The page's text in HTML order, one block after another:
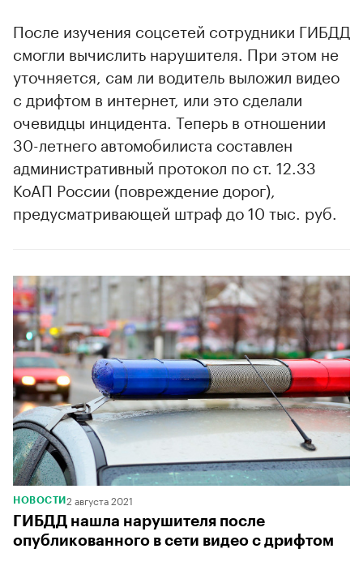
00:00 / 00:00
После изучения соцсетей сотрудники ГИБДД
смогли вычислить нарушителя. При этом не
уточняется, сам ли водитель выложил видео
с дрифтом в интернет, или это сделали
очевидцы инцидента. Теперь в отношении
30-летнего автомобилиста составлен
административный протокол по ст. 12.33
КоАП России (повреждение дорог),
предусматривающей штраф до 10 тыс. руб.
НОВОСТИ 2 августа 2021
ГИБДД нашла нарушителя после
опубликованного в сети видео с дрифтом